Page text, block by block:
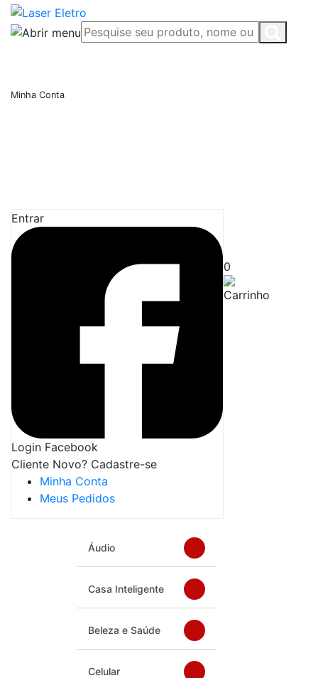
Minha Conta
Entrar
Login Facebook
Cliente Novo? Cadastre-se
Minha Conta
Meus Pedidos
0
Áudio
Casa Inteligente
Beleza e Saúde
Celular